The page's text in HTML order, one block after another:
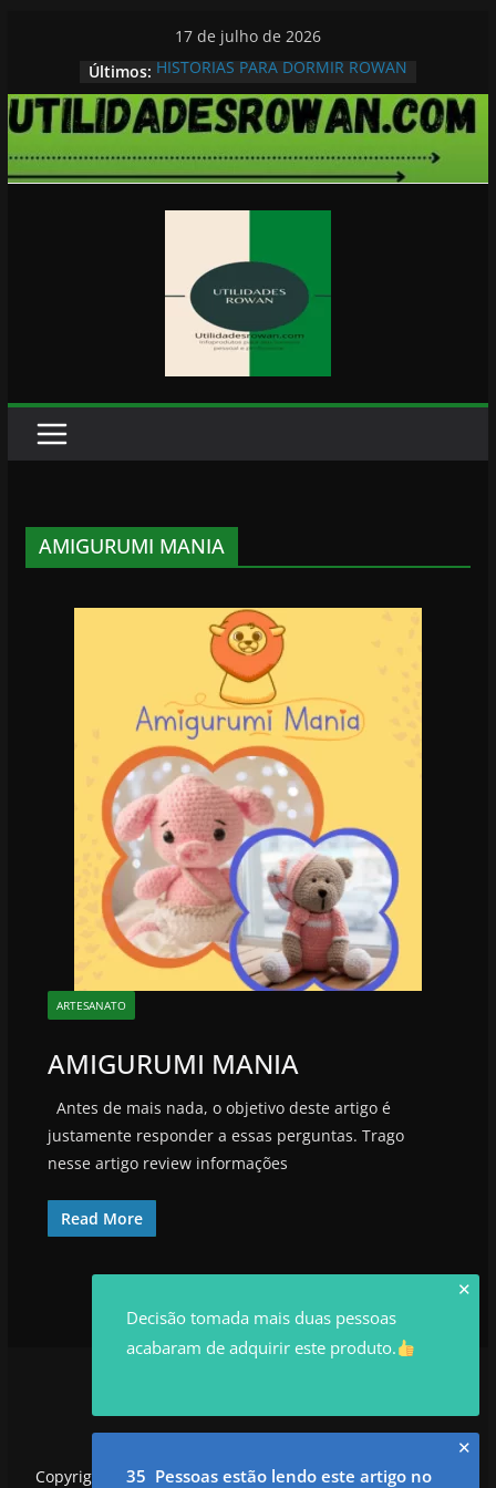
conteúdo
17 de julho de 2026
Últimos: HISTORIAS PARA DORMIR ROWAN
AMIGURUMI MANIA
ARTESANATO
AMIGURUMI MANIA
Antes de mais nada, o objetivo deste artigo é
justamente responder a essas perguntas. Trago
nesse artigo review informações
Read More
Copyright © 2026utilidadesrowan.com. Todos os direitos
✕
Decisão tomada mais duas pessoas
acabaram de adquirir este produto.
✕
35 Pessoas estão lendo este artigo no